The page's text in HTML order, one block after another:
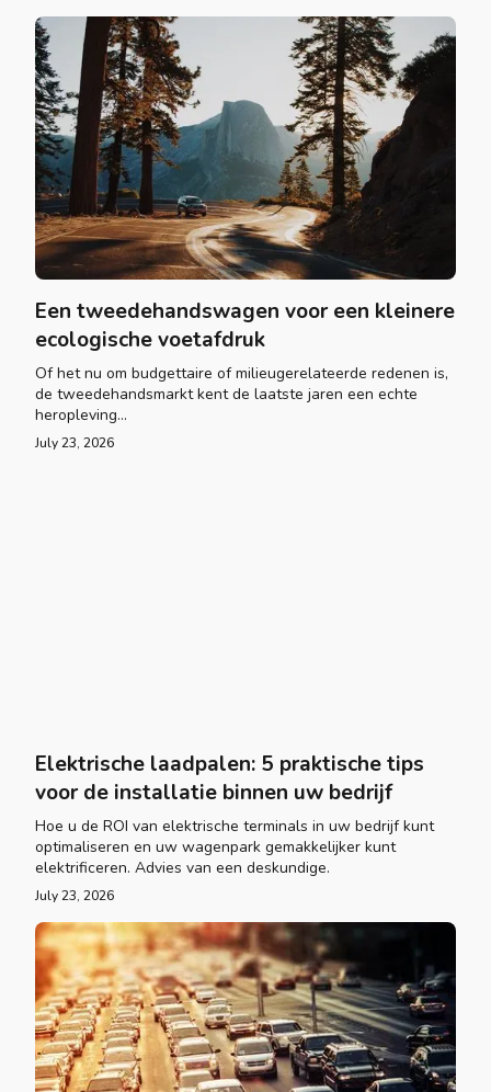
Een tweedehandswagen voor een kleinere
ecologische voetafdruk
Of het nu om budgettaire of milieugerelateerde redenen is,
de tweedehandsmarkt kent de laatste jaren een echte
heropleving...
July 23, 2026
Elektrische laadpalen: 5 praktische tips
voor de installatie binnen uw bedrijf
Hoe u de ROI van elektrische terminals in uw bedrijf kunt
optimaliseren en uw wagenpark gemakkelijker kunt
elektrificeren. Advies van een deskundige.
July 23, 2026